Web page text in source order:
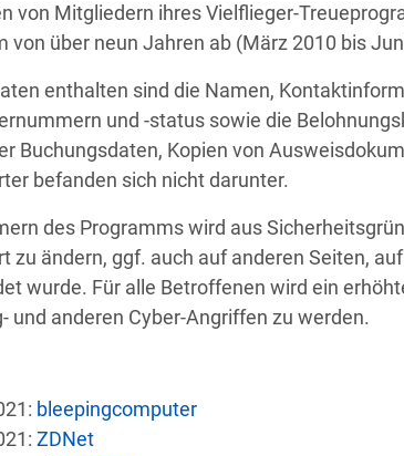
Land
AT Ransomware-
von Mitgliedern ihres Vielflieger-
von über neun Jahren ab (März 2010 bis
enthalten sind die Namen,
und -status sowie die
Buchungsdaten, Kopien von
befanden sich nicht darunter.
des Programms wird aus
zu ändern, ggf. auch auf anderen Seiten,
wurde. Für alle Betroffenen wird ein
und anderen Cyber-Angriffen zu werden.
bleepingcomputer
ZDNet